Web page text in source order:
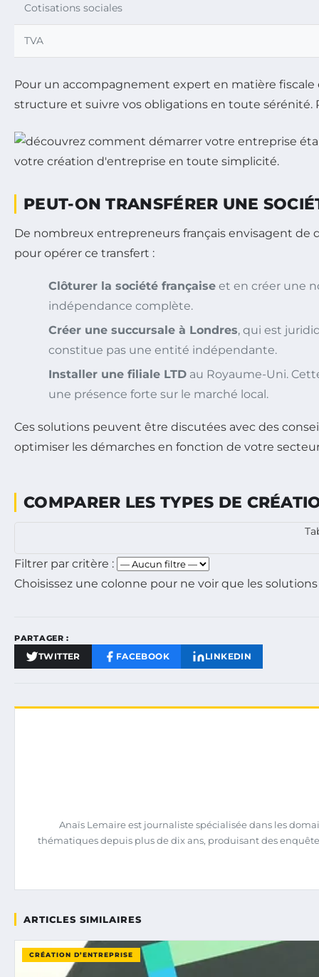
Cotisations sociales
TVA
Pour un accompagnement expert en matière
structure et suivre vos obligations en toute sérénité.
PEUT-ON TRANSFÉRER UNE
De nombreux entrepreneurs français envisagent
pour opérer ce transfert :
Clôturer la société française et en créer une
indépendance complète.
Créer une succursale à Londres, qui est
constitue pas une entité indépendante.
Installer une filiale LTD au Royaume-Uni.
une présence forte sur le marché local.
Ces solutions peuvent être discutées avec des
optimiser les démarches en fonction de votre
COMPARER LES TYPES DE
Filtrer par critère :
Choisissez une colonne pour ne voir que les
PARTAGER :
TWITTER FACEBOOK LINKEDIN
Anaïs Lemaire est journaliste spécialisée dans les
thématiques depuis plus de dix ans, produisant des
ARTICLES SIMILAIRES
CRÉATION D’ENTREPRISE